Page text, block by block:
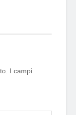
I campi